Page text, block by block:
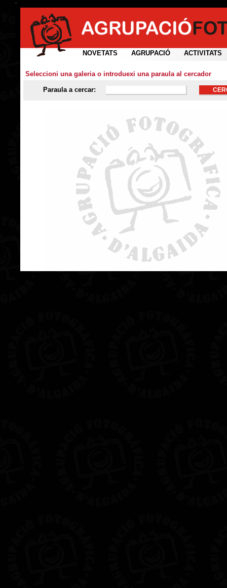
Seleccioni una galeria o introduexi una paraula al cercador
Paraula a cercar:
NOVETATS AGRUPACIÓ ACTIVITATS